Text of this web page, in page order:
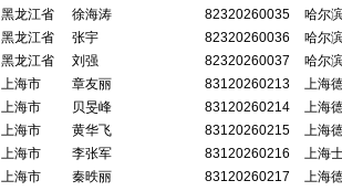
黑龙江省 徐海涛 82320260035
哈尔
黑龙江省 张宇 82320260036
哈尔
黑龙江省 刘强 82320260037
哈尔
上海市 章友丽 83120260213
上海
上海市 贝旻峰 83120260214
上海
上海市 黄华飞 83120260215
上海
上海市 李张军 83120260216
上海
上海市 秦昳丽 83120260217
上海